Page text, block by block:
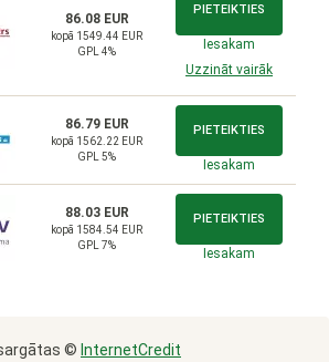
86.08 EUR
kopā 1549.44 EUR
GPL 4%
PIETEIKTIES
Iesakam
Uzzināt vairāk
86.79 EUR
kopā 1562.22 EUR
GPL 5%
PIETEIKTIES
Iesakam
88.03 EUR
kopā 1584.54 EUR
GPL 7%
PIETEIKTIES
Iesakam
© InternetCredit